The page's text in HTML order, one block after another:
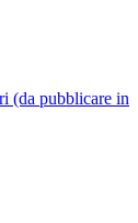
(da pubblicare in